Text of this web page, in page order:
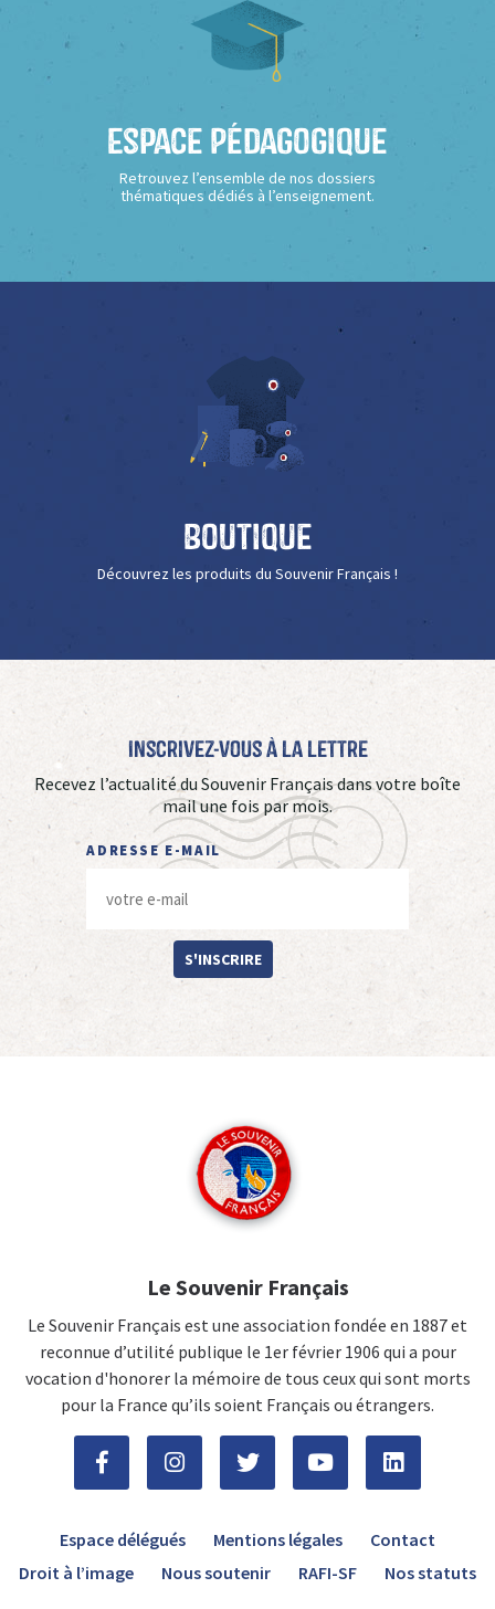
Espace Pédagogique
Retrouvez l’ensemble de nos dossiers
thématiques dédiés à l’enseignement.
Boutique
Découvrez les produits du Souvenir Français !
Inscrivez-vous à La Lettre
Recevez l’actualité du Souvenir Français dans votre boîte
mail une fois par mois.
ADRESSE E-MAIL
S'INSCRIRE
Le Souvenir Français
Le Souvenir Français est une association fondée en 1887 et
reconnue d’utilité publique le 1er février 1906 qui a pour
vocation d'honorer la mémoire de tous ceux qui sont morts
pour la France qu’ils soient Français ou étrangers.
Espace délégués Mentions légales
Contact
Droit à l’image
Nous soutenir RAFI-SF Nos statuts